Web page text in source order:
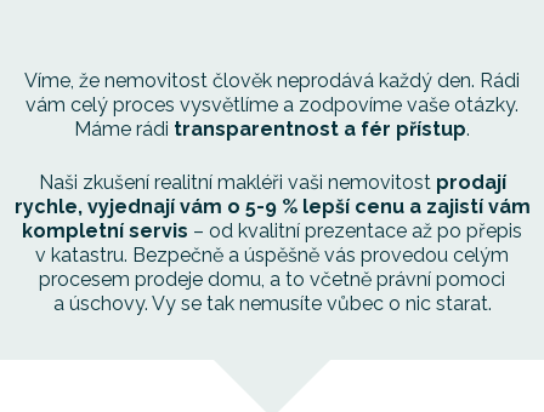
Víme, že nemovitost člověk neprodává každý den. Rádi
vám celý proces vysvětlíme a zodpovíme vaše otázky.
Máme rádi transparentnost a fér přístup.
Naši zkušení realitní makléři vaši nemovitost prodají
rychle, vyjednají vám o 5-9 % lepší cenu a zajistí vám
kompletní servis – od kvalitní prezentace až po přepis
v katastru. Bezpečně a úspěšně vás provedou celým
procesem prodeje domu, a to včetně právní pomoci
a úschovy. Vy se tak nemusíte vůbec o nic starat.